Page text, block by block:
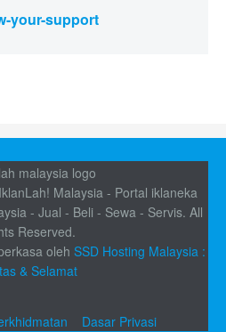
Malaysia - Portal iklaneka
- Jual - Beli - Sewa - Servis. All
Reserved.
oleh SSD Hosting Malaysia :
& Selamat
Dasar Privasi